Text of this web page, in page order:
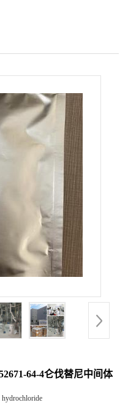
64-4仑伐替尼中间体